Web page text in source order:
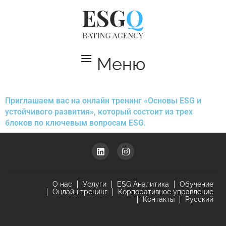
Меню
Приглашаем вас на онлайн тренинг «Основы ESG и
устойчивого развития», который состоит из трех
блоков по ключевым вопросам ESG.
О нас Услуги ESG Аналитика
Обучение
Онлайн тренинг
Корпоративное управление
Контакты
Русский